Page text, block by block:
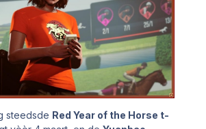
steedsde Red Year of the Horse t-